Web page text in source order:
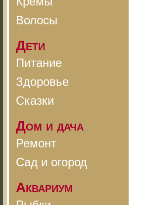
Волосы
Дети
Питание
Здоровье
Сказки
Дом и дача
Ремонт
Сад и огород
Аквариум